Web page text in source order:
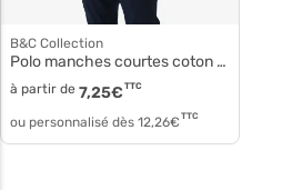
B&C Collection
Polo manches courtes coton pm430
à partir de 7,25€ TTC
ou personnalisé dès 12,26€ TTC